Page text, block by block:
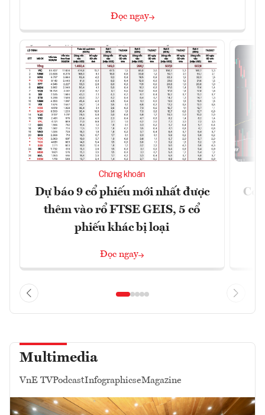
Đọc ngay
Chứng khoán
Dự báo 9 cổ phiếu mới nhất được
thêm vào rổ FTSE GEIS, 5 cổ
phiếu khác bị loại
Đọc ngay
Có
Multimedia
VnE TVPodcastInfographicseMagazine